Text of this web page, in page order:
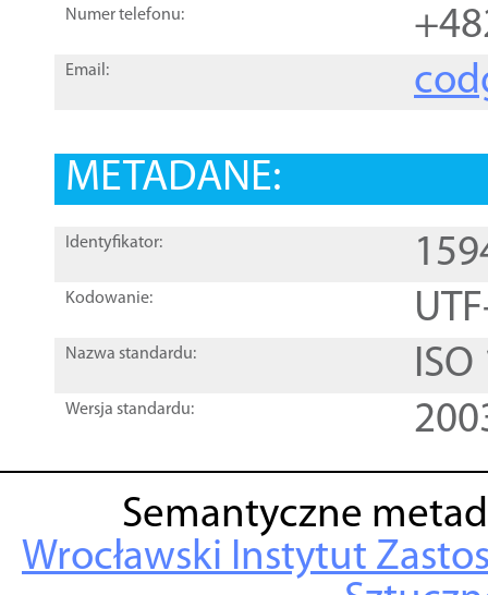
Numer telefonu:
Email:
METADANE:
Identyfikator:
Kodowanie:
Nazwa standardu:
Wersja standardu:
Semantyczne
Wrocławski Instytut